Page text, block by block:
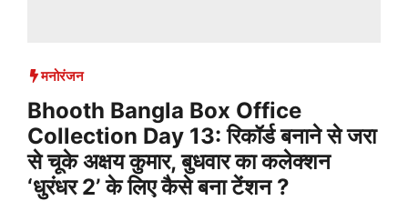
मनोरंजन
Bhooth Bangla Box Office
Collection Day 13: रिकॉर्ड बनाने से जरा
से चूके अक्षय कुमार, बुधवार का कलेक्शन
‘धुरंधर 2’ के लिए कैसे बना टेंशन ?